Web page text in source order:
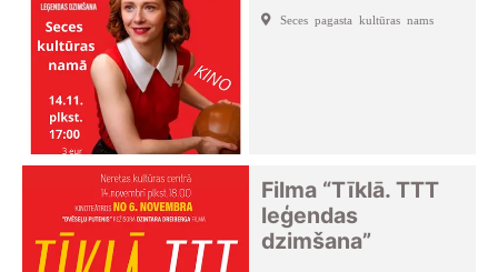
Seces pagasta kultūras nams
Filma “Tīklā. TTT
leģendas
dzimšana”